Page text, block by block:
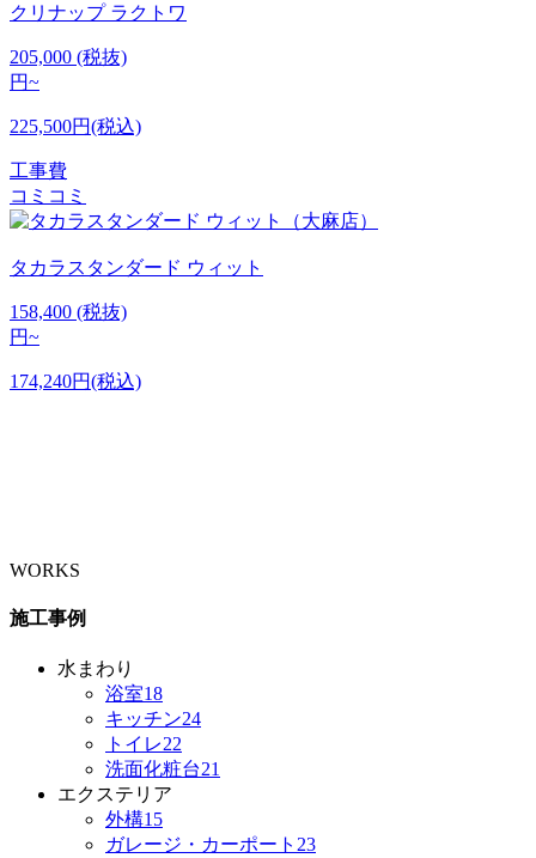
クリナップ ラクトワ
205,000 (税抜)
円~
225,500円(税込)
工事費
コミコミ
タカラスタンダード ウィット
158,400 (税抜)
円~
174,240円(税込)
WORKS
施工事例
水まわり
浴室18
キッチン24
トイレ22
洗面化粧台21
エクステリア
外構15
ガレージ・カーポート 23